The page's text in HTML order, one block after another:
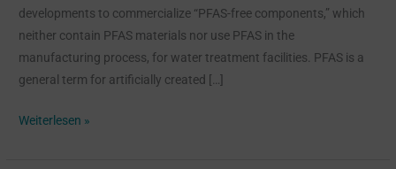
developments to commercialize “PFAS-free components,” which
neither contain PFAS materials nor use PFAS in the
manufacturing process, for water treatment facilities. PFAS is a
general term for artificially created […]
Weiterlesen »